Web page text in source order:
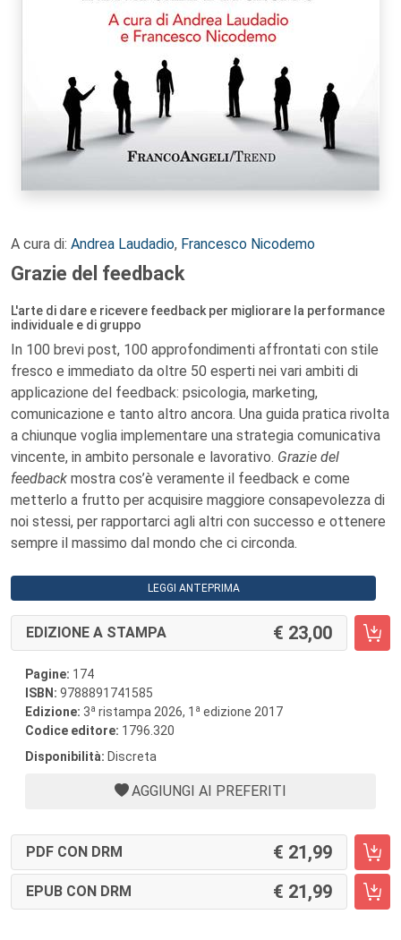
A cura di: Andrea Laudadio, Francesco Nicodemo
Grazie del feedback
L'arte di dare e ricevere feedback per migliorare la performance
individuale e di gruppo
In 100 brevi post, 100 approfondimenti affrontati con stile
fresco e immediato da oltre 50 esperti nei vari ambiti di
applicazione del feedback: psicologia, marketing,
comunicazione e tanto altro ancora. Una guida pratica rivolta
a chiunque voglia implementare una strategia comunicativa
vincente, in ambito personale e lavorativo. Grazie del
feedback mostra cos’è veramente il feedback e come
metterlo a frutto per acquisire maggiore consapevolezza di
noi stessi, per rapportarci agli altri con successo e ottenere
sempre il massimo dal mondo che ci circonda.
LEGGI ANTEPRIMA
EDIZIONE A STAMPA 23,00
Pagine: 174
ISBN: 9788891741585
Edizione: 3a ristampa 2026, 1 a edizione 2017
Codice editore: 1796.320
Disponibilità: Discreta
AGGIUNGI AI PREFERITI
PDF CON DRM 21,99
EPUB CON DRM 21,99